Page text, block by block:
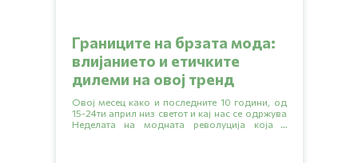
Границите на брзата мода:
влијанието и етичките
дилеми на овој тренд
Овој месец како и последните 10 години, од
15-24ти април низ светот и кај нас се одржува
Неделата на модната револуција која е